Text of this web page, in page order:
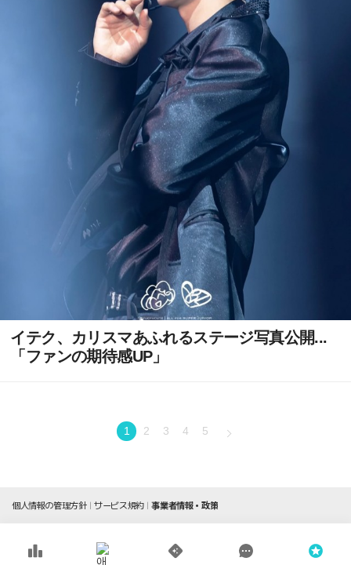
イテク、カリスマあふれるステージ写真公開...
「ファンの期待感UP」
1 2 3 4 5
個人情報の管理方針 サービス規約 事業者情報・政策